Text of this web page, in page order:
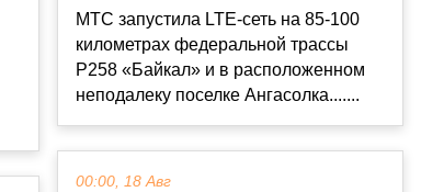
МТС запустила LTE-сеть на 85-100
километрах федеральной трассы
Р258 «Байкал» и в расположенном
неподалеку поселке Ангасолка.......
00:00, 18 Авг